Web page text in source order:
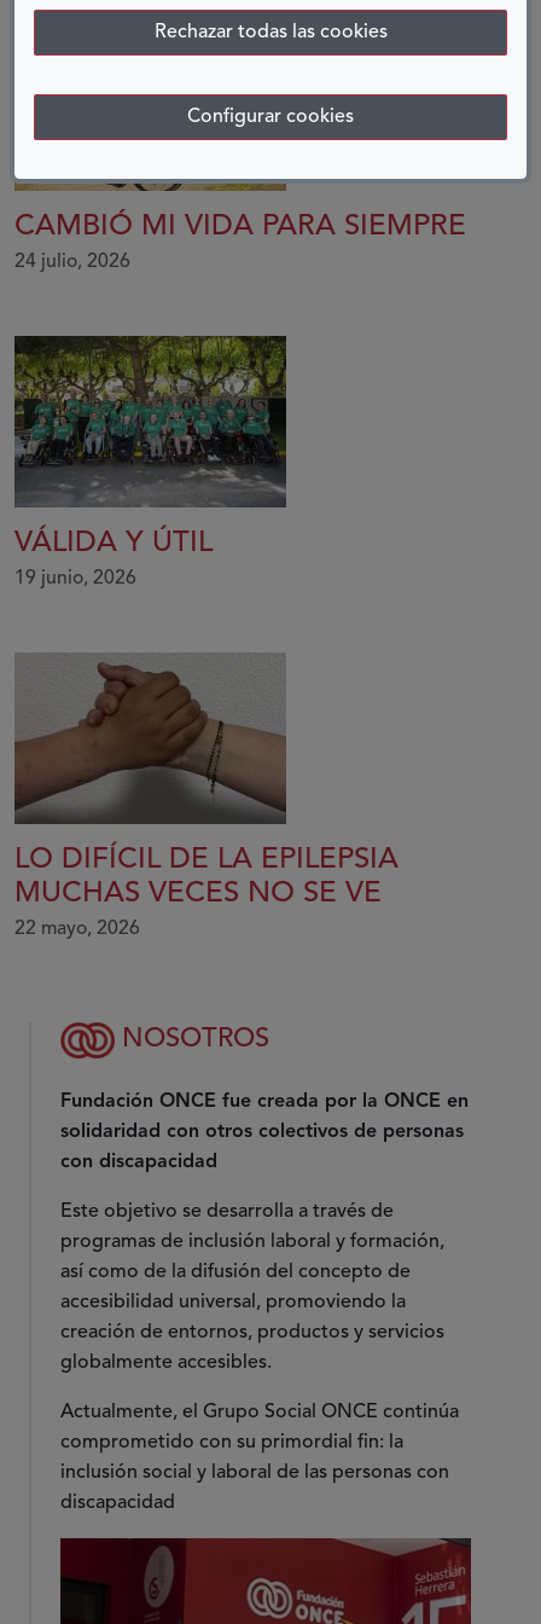
Rechazar todas las cookies
Configurar cookies
CAMBIÓ MI VIDA PARA SIEMPRE
24 julio, 2026
VÁLIDA Y ÚTIL
19 junio, 2026
LO DIFÍCIL DE LA EPILEPSIA
MUCHAS VECES NO SE VE
22 mayo, 2026
NOSOTROS
Fundación ONCE fue creada por la ONCE en
solidaridad con otros colectivos de personas
con discapacidad
Este objetivo se desarrolla a través de
programas de inclusión laboral y formación,
así como de la difusión del concepto de
accesibilidad universal, promoviendo la
creación de entornos, productos y servicios
globalmente accesibles.
Actualmente, el Grupo Social ONCE continúa
comprometido con su primordial fin: la
inclusión social y laboral de las personas con
discapacidad